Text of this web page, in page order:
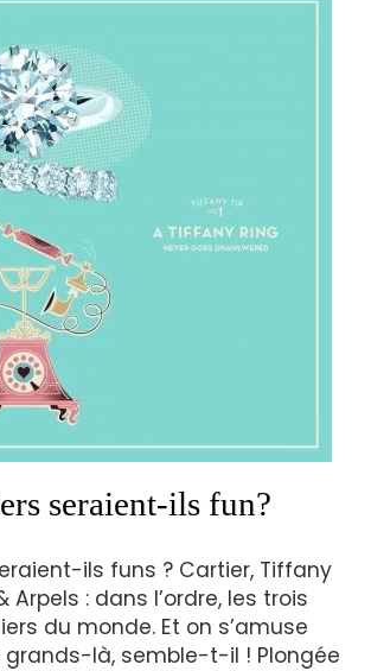
seraient-ils fun?
ils funs ? Cartier, Tiffany
Arpels : dans l’ordre, les trois
du monde. Et on s’amuse
grands-là, semble-t-il ! Plongée